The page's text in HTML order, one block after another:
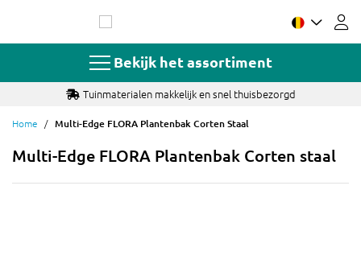
de
Bekijk het assortiment
Tuinmaterialen makkelijk en snel thuisbezorgd
Home Multi-Edge FLORA Plantenbak Corten Staal
Multi-Edge FLORA Plantenbak Corten staal